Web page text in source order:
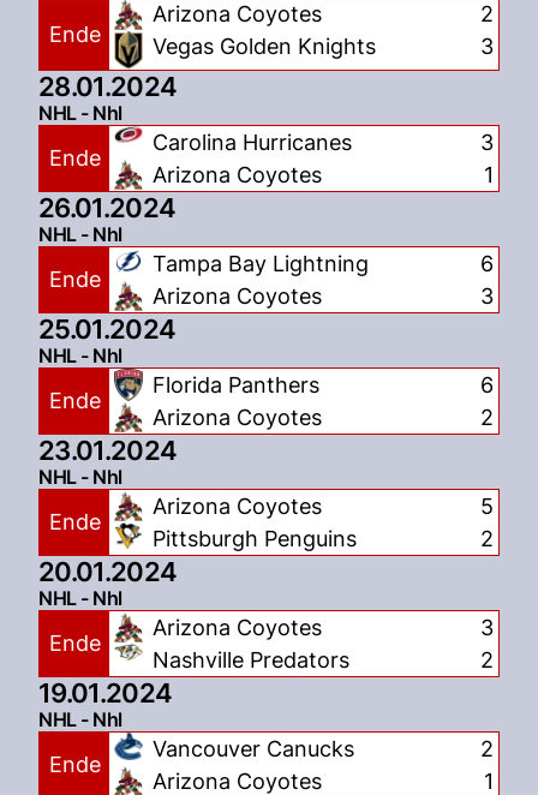
Ende
Arizona Coyotes
Vegas Golden Knights
2
3
28.01.2024
NHL - Nhl
Ende
Carolina Hurricanes
Arizona Coyotes
3
1
26.01.2024
NHL - Nhl
Ende
Tampa Bay Lightning
Arizona Coyotes
6
3
25.01.2024
NHL - Nhl
Ende
Florida Panthers
Arizona Coyotes
6
2
23.01.2024
NHL - Nhl
Ende
Arizona Coyotes
Pittsburgh Penguins
5
2
20.01.2024
NHL - Nhl
Ende
Arizona Coyotes
Nashville Predators
3
2
19.01.2024
NHL - Nhl
Ende
Vancouver Canucks
Arizona Coyotes
2
1